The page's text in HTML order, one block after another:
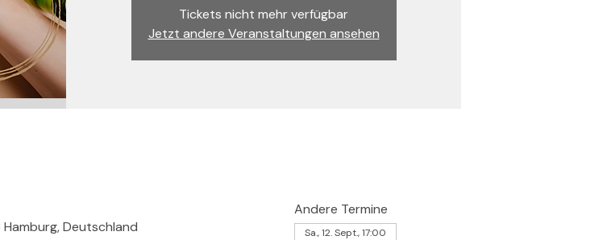
Tickets nicht mehr verfügbar
Jetzt andere Veranstaltungen ansehen
Deutschland
Andere Termine
Sa., 12. Sept., 17:00